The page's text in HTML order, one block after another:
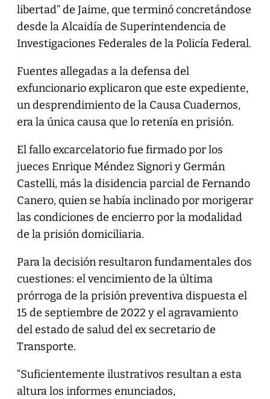
libertad” de Jaime, que terminó concretándose
desde la Alcaidía de Superintendencia de
Investigaciones Federales de la Policía Federal.
Fuentes allegadas a la defensa del
exfuncionario explicaron que este expediente,
un desprendimiento de la Causa Cuadernos,
era la única causa que lo retenía en prisión.
El fallo excarcelatorio fue firmado por los
jueces Enrique Méndez Signori y Germán
Castelli, más la disidencia parcial de Fernando
Canero, quien se había inclinado por morigerar
las condiciones de encierro por la modalidad
de la prisión domiciliaria.
Para la decisión resultaron fundamentales dos
cuestiones: el vencimiento de la última
prórroga de la prisión preventiva dispuesta el
15 de septiembre de 2022 y el agravamiento
del estado de salud del ex secretario de
Transporte.
“Suficientemente ilustrativos resultan a esta
altura los informes enunciados,